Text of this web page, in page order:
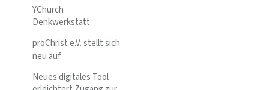
YChurch
Denkwerkstatt
proChrist e.V. stellt sich
neu auf
Neues digitales Tool